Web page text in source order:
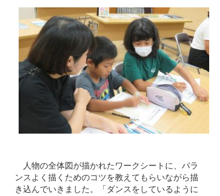
人物の全体図が描かれたワークシートに、バラ
ンスよく描くためのコツを教えてもらいながら描
き込んでいきました。「ダンスをしているように